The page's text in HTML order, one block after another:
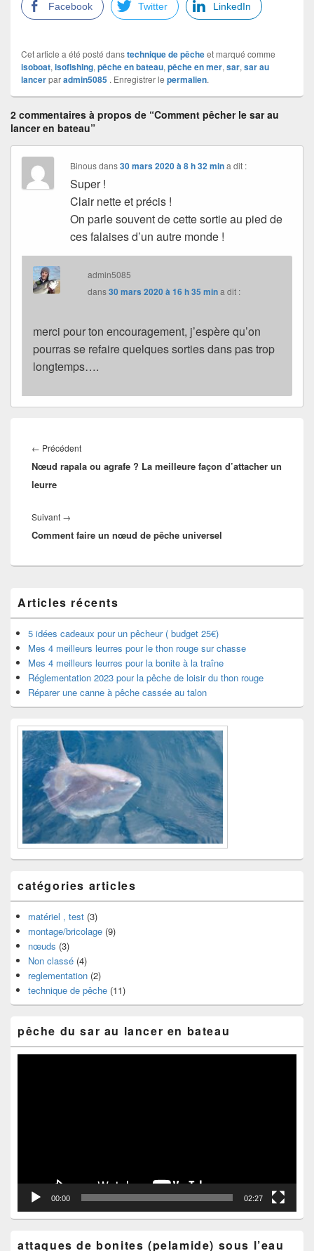
Facebook Twitter LinkedIn
Cet article a été posté danstechnique de pêcheet marqué comme
isoboat, isofishing, pêche en bateau, pêche en mer, sar, sar au
lancerparadmin5085 . Enregistrer le permalien.
2 commentaires à propos de “Comment pêcher le sar au
lancer en bateau”
Binousdans30 mars 2020 à 8 h 32 min a dit :
Super !
Clair nette et précis !
On parle souvent de cette sortie au pied de
ces falaises d’un autre monde !
admin5085
dans30 mars 2020 à 16 h 35 mina dit :
merci pour ton encouragement, j’espère qu’on
pourras se refaire quelques sorties dans pas trop
longtemps….
de
l’article
← PrécédentArticle
précédent :
Nœud rapala ou agrafe ? La meilleure façon d’attacher un
leurre
Suivant →
suivant :
Comment faire un nœud de pêche universel
principale
de
widget
pour
barre
latérale
Articles récents
5 idées cadeaux pour un pêcheur ( budget 25€)
Mes 4 meilleurs leurres pour le thon rouge sur chasse
Mes 4 meilleurs leurres pour la bonite à la traîne
Réglementation 2023 pour la pêche de loisir du thon rouge
Réparer une canne à pêche cassée au talon
catégories articles
matériel , test (3)
montage/bricolage (9)
nœuds (3)
Non classé (4)
reglementation (2)
technique de pêche (11)
pêche du sar au lancer en bateau
00:00 02:27
attaques de bonites (pelamide) sous l’eau